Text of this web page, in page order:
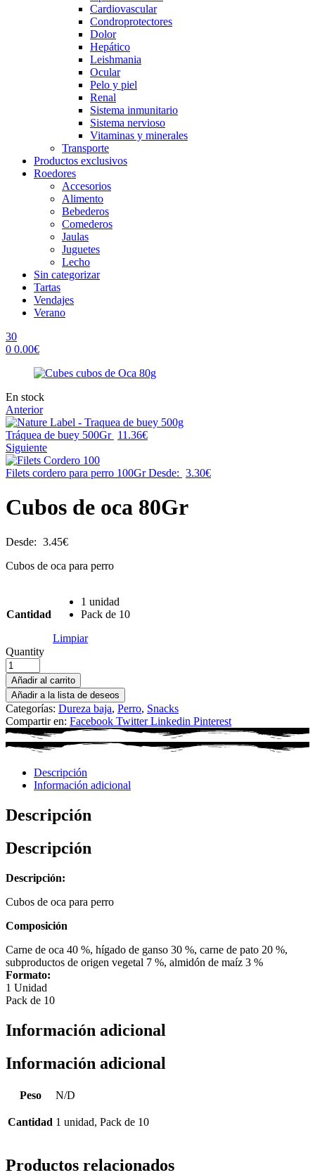
Cardiovascular
Condroprotectores
Dolor
Hepático
Leishmania
Ocular
Pelo y piel
Renal
Sistema inmunitario
Sistema nervioso
Vitaminas y minerales
Transporte
Productos exclusivos
Roedores
Accesorios
Alimento
Bebederos
Comederos
Jaulas
Juguetes
Lecho
Sin categorizar
Tartas
Vendajes
Verano
30
0 0.00€
Availability:
En stock
Anterior
Tráquea de buey 500Gr 11.36€
Siguiente
Filets cordero para perro 100Gr Desde: 3.30€
Cubos de oca 80Gr
Desde: 3.45€
Cubos de oca para perro
Cantidad
1 unidad
Pack de 10
Limpiar
Quantity
Añadir al carrito
Añadir a la lista de deseos
Categorías: Dureza baja, Perro, Snacks
Compartir en: Facebook Twitter Linkedin Pinterest
Descripción
Información adicional
Descripción
Descripción
Descripción:
Cubos de oca para perro
Composición
Carne de oca 40 %, hígado de ganso 30 %, carne de pato 20 %,
subproductos de origen vegetal 7 %, almidón de maíz 3 %
Formato:
1 Unidad
Pack de 10
Información adicional
Información adicional
Peso N/D
Cantidad 1 unidad, Pack de 10
Productos relacionados